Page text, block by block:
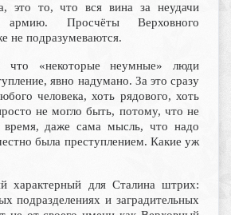
это то, что вся вина за неудачи
Просчёты Верховного
не подразумеваются.
что «некоторые неумные» люди
явно надумано. За это сразу
человека, хоть рядового, хоть
не могло быть, потому, что не
даже сама мысль, что надо
была преступлением. Какие уж
характерный для Сталина штрих:
подразделениях и заградительных